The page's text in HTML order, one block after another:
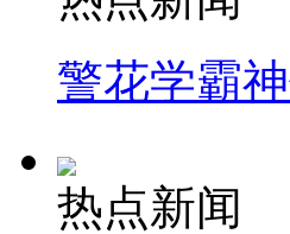
警花学霸
热点新闻